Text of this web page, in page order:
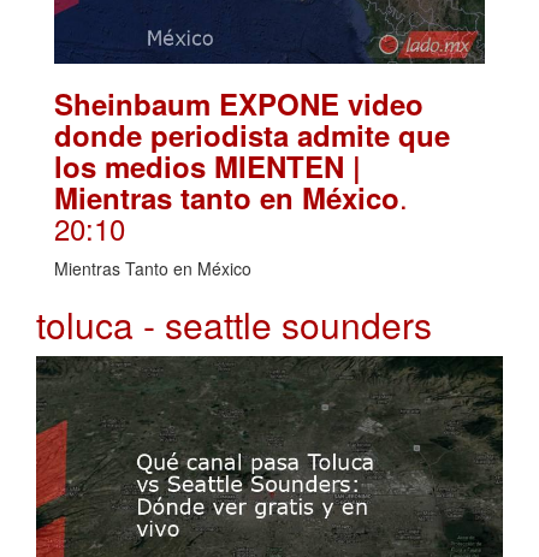
Sheinbaum EXPONE video
donde periodista admite que
los medios MIENTEN |
Mientras tanto en México.
20:10
Mientras Tanto en México
toluca - seattle sounders